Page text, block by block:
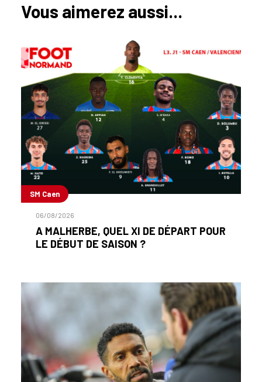
Vous aimerez aussi...
SM Caen
06/08/2026
A MALHERBE, QUEL XI DE DÉPART POUR
LE DÉBUT DE SAISON ?